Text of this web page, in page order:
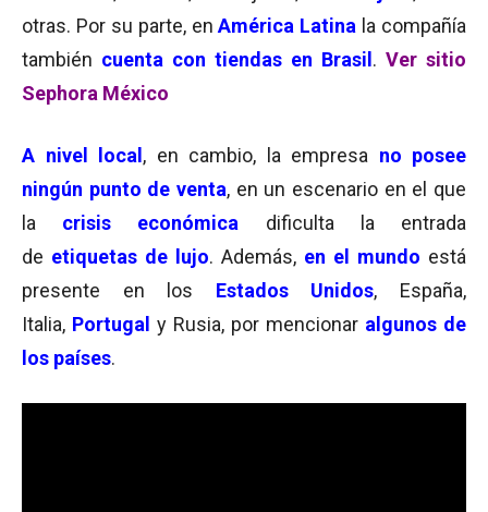
otras. Por su parte, en América Latina la compañía
también cuenta con tiendas en Brasil . Ver sitio
Sephora México
A nivel local , en cambio, la empresa no posee
ningún punto de venta, en un escenario en el que
la crisis económica
dificulta la entrada
de etiquetas de lujo. Además, en el mundo está
presente en los
Estados Unidos, España,
Italia, Portugal y Rusia, por mencionar algunos de
los países.